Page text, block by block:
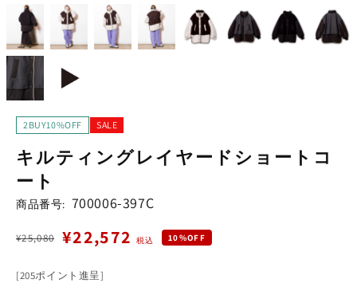
カテゴリーでさがす
2BUY10%OFF SALE
キルティングレイヤードショートコ
ート
商品番号: 700006-397C
通
価
¥25,080
セ
ル
¥22,572 税込 10%OFF
[205ポイント進呈]